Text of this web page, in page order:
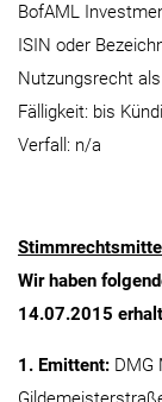
BofAML
ISIN oder
Nutzungsrecht
Fälligkeit: bis
Verfall: n/a
Wir haben
14.07.2015
1. Emittent: DMG